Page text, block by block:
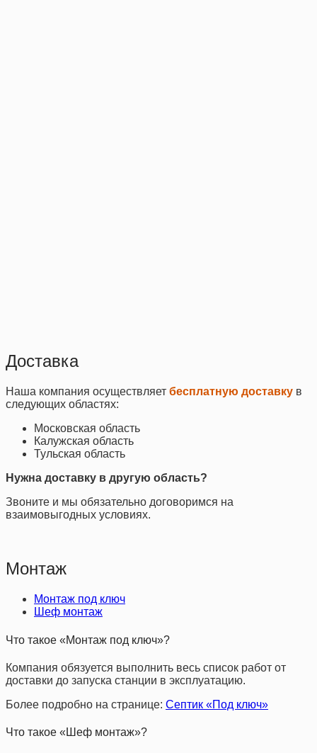
Доставка
Наша компания осуществляет бесплатную доставку в
следующих областях:
Московская область
Калужская область
Тульская область
Нужна доставку в другую область?
Звоните и мы обязательно договоримся на
взаимовыгодных условиях.
Монтаж
Монтаж под ключ
Шеф монтаж
Что такое «Монтаж под ключ»?
Компания обязуется выполнить весь список работ от
доставки до запуска станции в эксплуатацию.
Более подробно на странице: Септик «Под ключ»
Что такое «Шеф монтаж»?